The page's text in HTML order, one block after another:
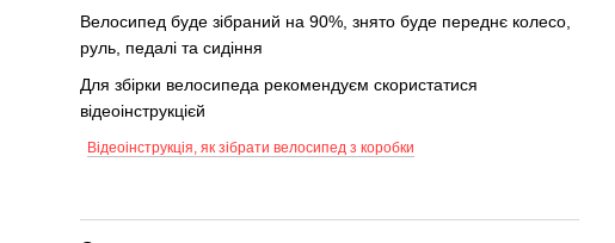
Велосипед буде зібраний на 90%, знято буде переднє колесо,
руль, педалі та сидіння
Для збірки велосипеда рекомендуєм скористатися
відеоінструкцієй
Відеоінструкція, як зібрати велосипед з коробки